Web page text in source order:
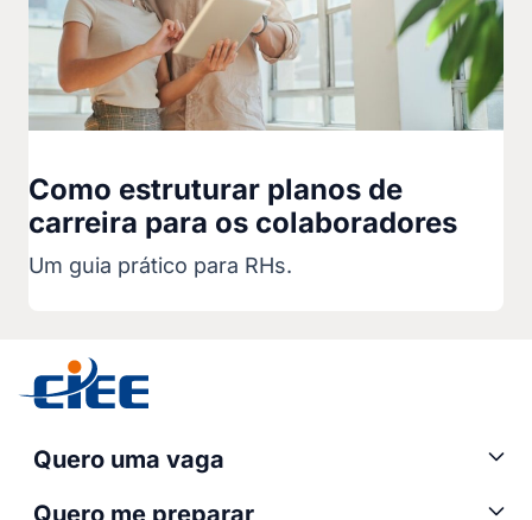
Como estruturar planos de
carreira para os colaboradores
Um guia prático para RHs.
Quero uma vaga
Quero me preparar